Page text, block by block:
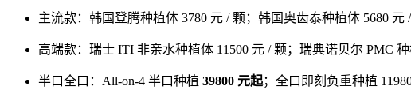
主流款：韩国登腾种植体 3780 元 / 颗；韩国奥齿泰种植体 5680 元
高端款：瑞士 ITI 非亲水种植体 11500 元 / 颗；瑞典诺贝尔 PMC 种
半口全口：All-on-4 半口种植 39800 元起；全口即刻负重种植